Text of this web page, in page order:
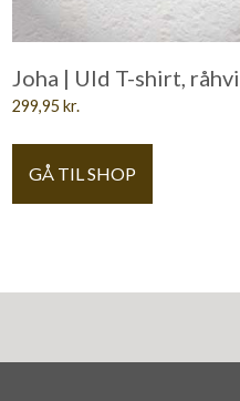
Joha | Uld T-shirt,
299,95 kr.
GÅ TIL SHOP